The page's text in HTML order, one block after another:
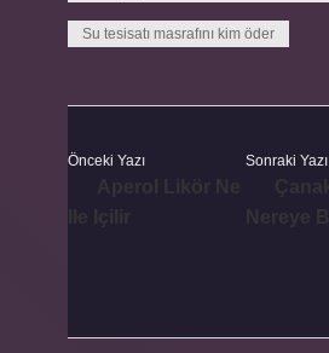
Su tesisatı masrafını kim öder
Önceki Yazı Sonraki Yazı